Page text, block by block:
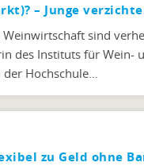
– Junge
sind
des Instituts für Wein-
Hochschule…
zu Geld ohne